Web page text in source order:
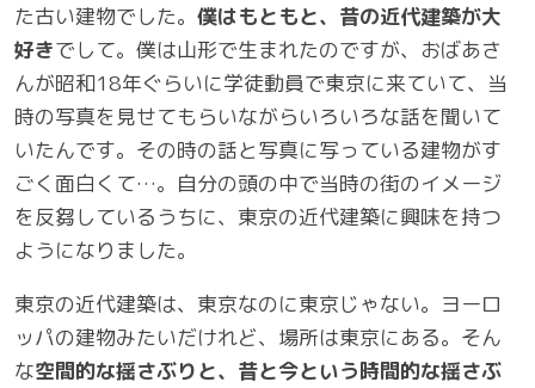
た古い建物でした。 僕はもともと、昔の近代建築が大
好きでして。僕は山形で生まれたのですが、おばあさ
んが昭和18年ぐらいに学徒動員で東京に来ていて、当
時の写真を見せてもらいながらいろいろな話を聞いて
いたんです。その時の話と写真に写っている建物がす
ごく面白くて…。自分の頭の中で当時の街のイメージ
を反芻しているうちに、東京の近代建築に興味を持つ
ようになりました。
東京の近代建築は、東京なのに東京じゃない。ヨーロ
ッパの建物みたいだけれど、場所は東京にある。そん
な空間的な揺さぶりと、昔と今という時間的な揺さぶ